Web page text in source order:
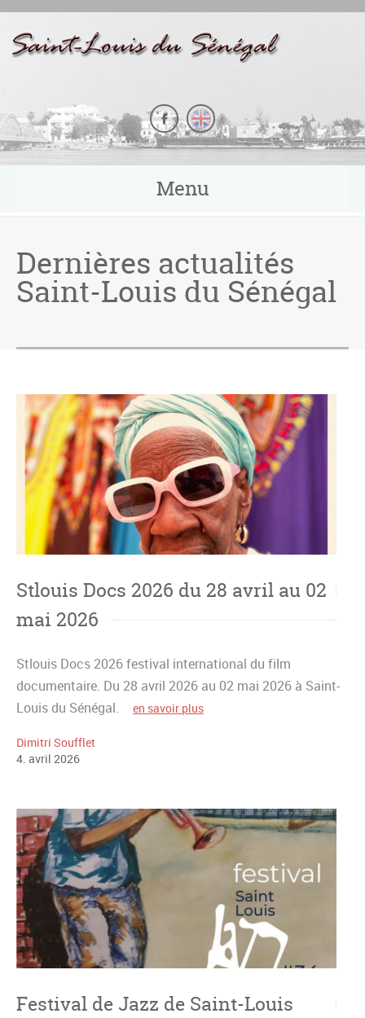
Menu
Dernières actualités
Saint-Louis du Sénégal
Stlouis Docs 2026 du 28 avril au 02
mai 2026
Stlouis Docs 2026 festival international du film
documentaire. Du 28 avril 2026 au 02 mai 2026 à Saint-
Louis du Sénégal.
en savoir plus
Dimitri Soufflet
4 avril 2026
Festival de Jazz de Saint-Louis
Panneau de gestion des cookies